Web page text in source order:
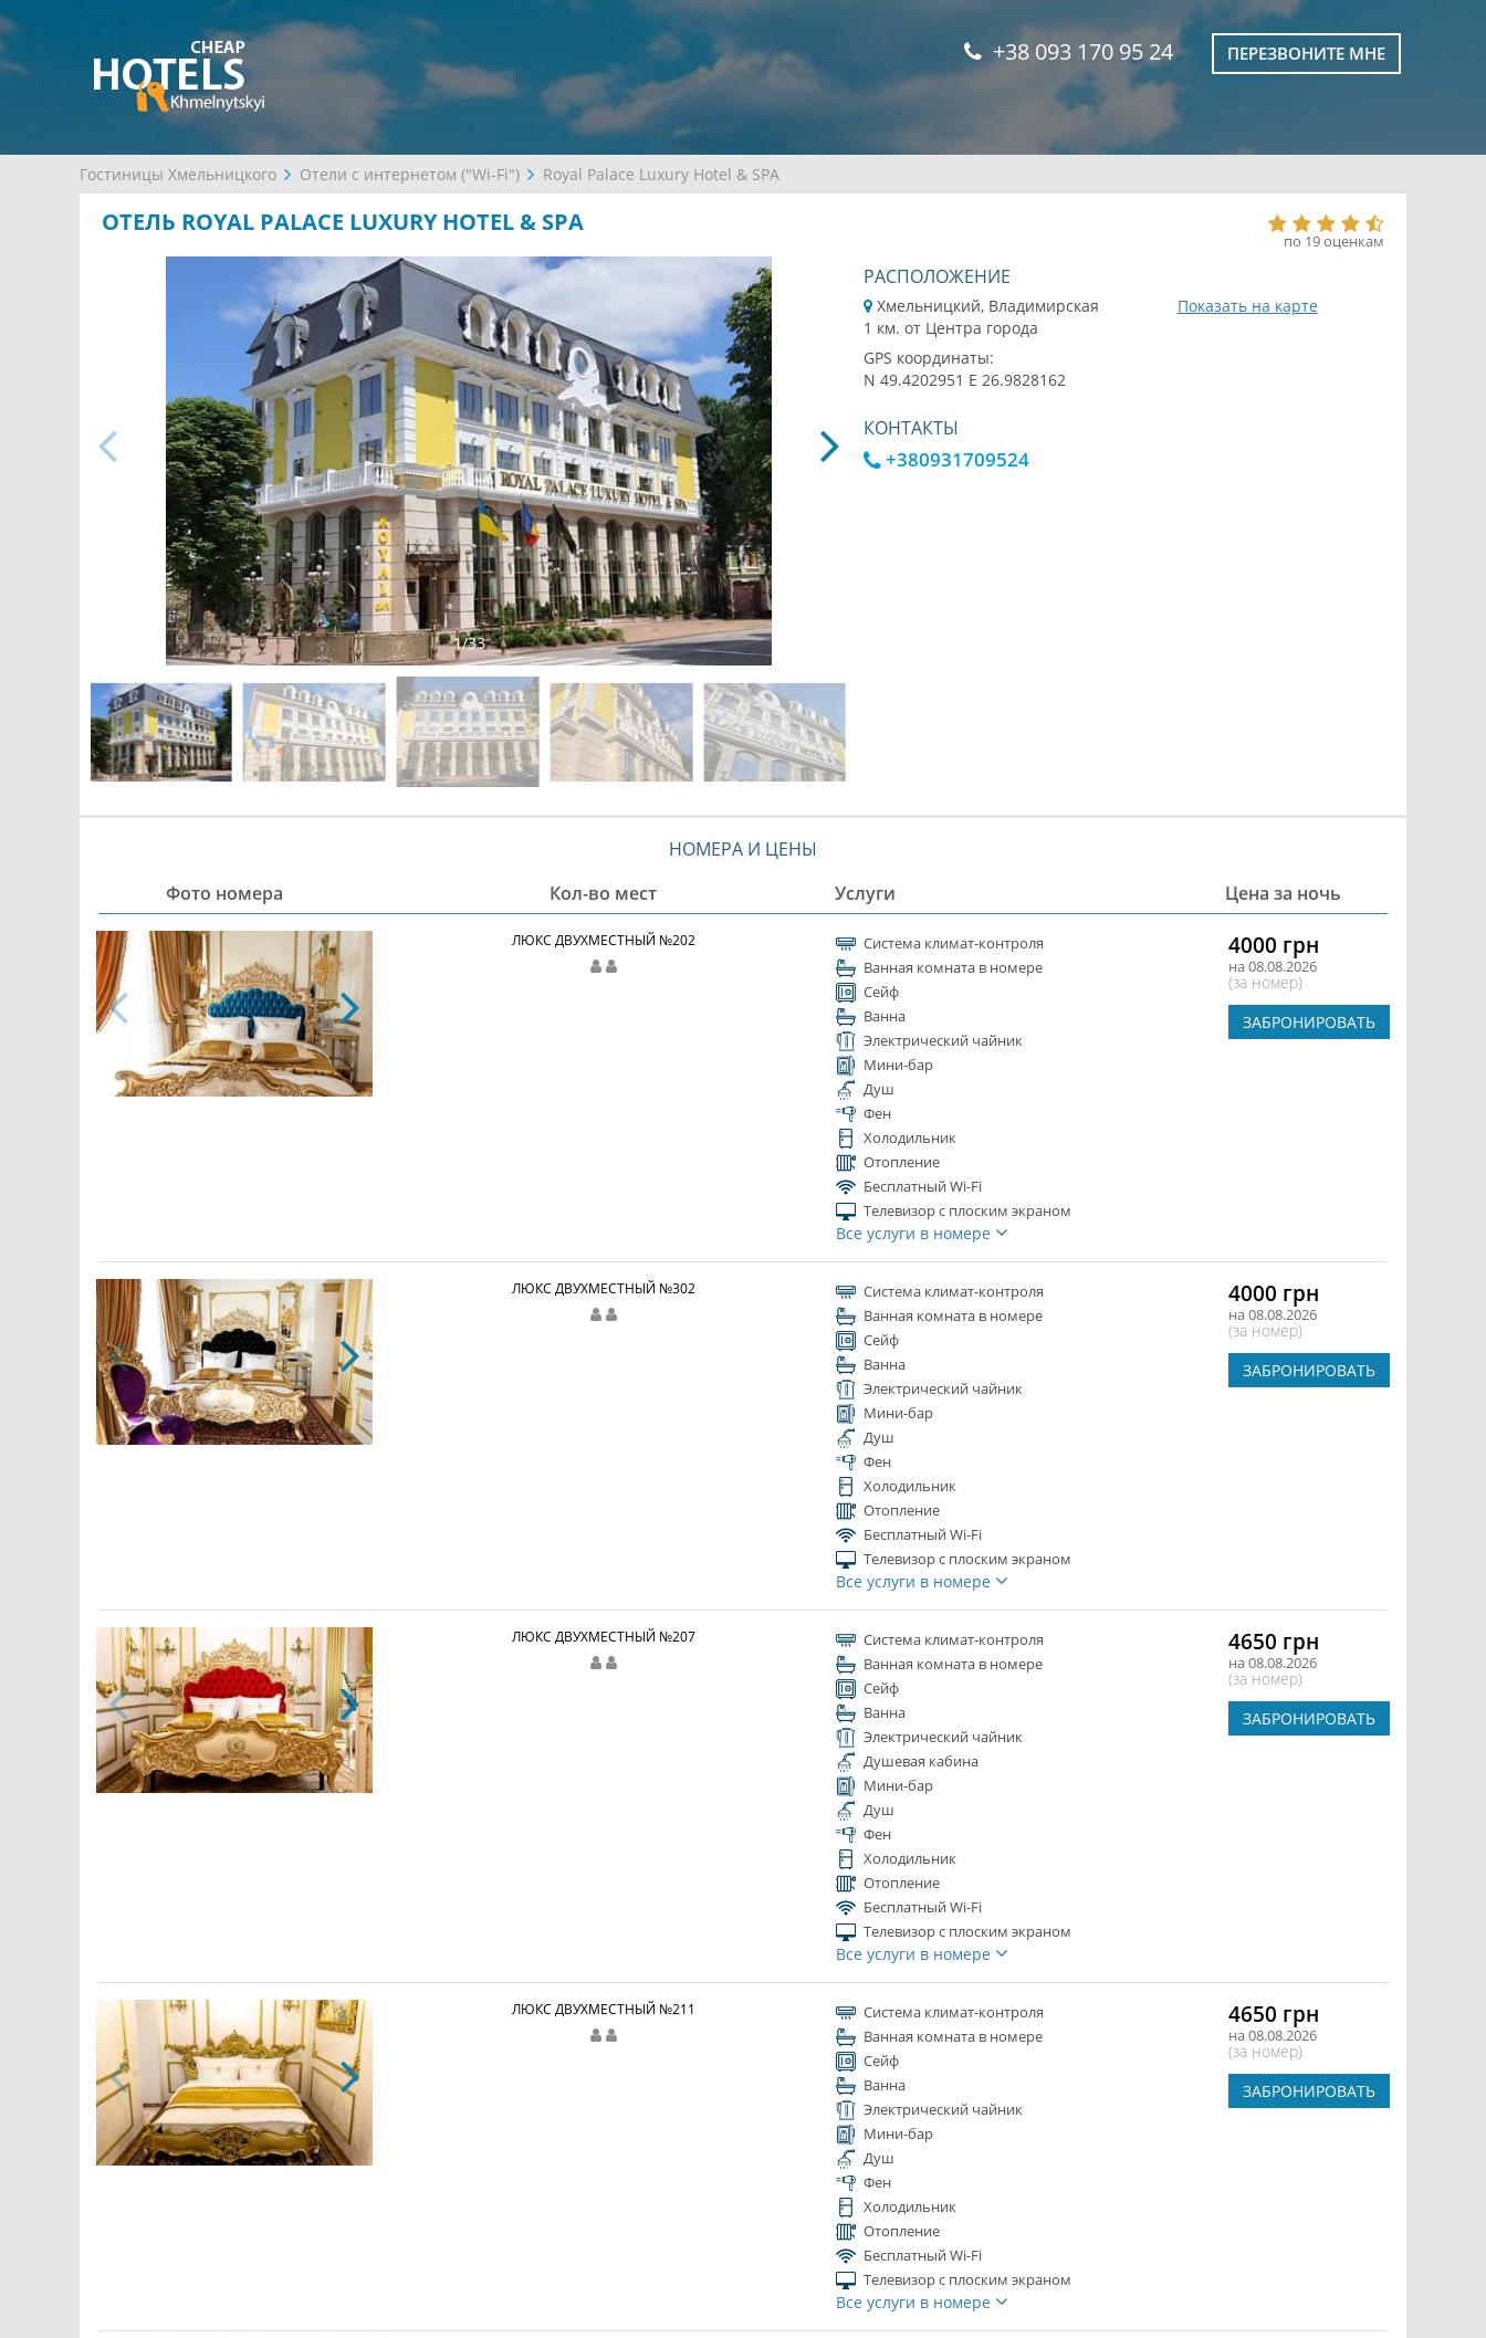
+38 093 170 95 24 ПЕРЕЗВОНИТЕ МНЕ
Гостиницы Хмельницкого Отели с интернетом ("Wi-Fi") Royal Palace Luxury Hotel & SPA
ОТЕЛЬ ROYAL PALACE LUXURY HOTEL & SPA
по 19 оценкам
1/33
РАСПОЛОЖЕНИЕ
Хмельницкий, Владимирская
Показать на карте
1 км. от Центра города
GPS координаты:
N 49.4202951 E 26.9828162
КОНТАКТЫ
+380931709524
НОМЕРА И ЦЕНЫ
Фото номера
Кол-во мест Услуги Цена за ночь
ЛЮКС ДВУХМЕСТНЫЙ №202
Система климат-контроля
Ванная комната в номере
Сейф
Ванна
Электрический чайник
Мини-бар
Душ
Фен
Холодильник
Отопление
Бесплатный Wi-Fi
Телевизор с плоским экраном
Все услуги в номере
4000 грн
на 08.08.2026
(за номер)
ЗАБРОНИРОВАТЬ
ЛЮКС ДВУХМЕСТНЫЙ №302
Система климат-контроля
Ванная комната в номере
Сейф
Ванна
Электрический чайник
Мини-бар
Душ
Фен
Холодильник
Отопление
Бесплатный Wi-Fi
Телевизор с плоским экраном
Все услуги в номере
4000 грн
на 08.08.2026
(за номер)
ЗАБРОНИРОВАТЬ
ЛЮКС ДВУХМЕСТНЫЙ №207
Система климат-контроля
Ванная комната в номере
Сейф
Ванна
Электрический чайник
Душевая кабина
Мини-бар
Душ
Фен
Холодильник
Отопление
Бесплатный Wi-Fi
Телевизор с плоским экраном
Все услуги в номере
4650 грн
на 08.08.2026
(за номер)
ЗАБРОНИРОВАТЬ
ЛЮКС ДВУХМЕСТНЫЙ №211
Система климат-контроля
Ванная комната в номере
Сейф
Ванна
Электрический чайник
Мини-бар
Душ
Фен
Холодильник
Отопление
Бесплатный Wi-Fi
Телевизор с плоским экраном
Все услуги в номере
4650 грн
на 08.08.2026
(за номер)
ЗАБРОНИРОВАТЬ